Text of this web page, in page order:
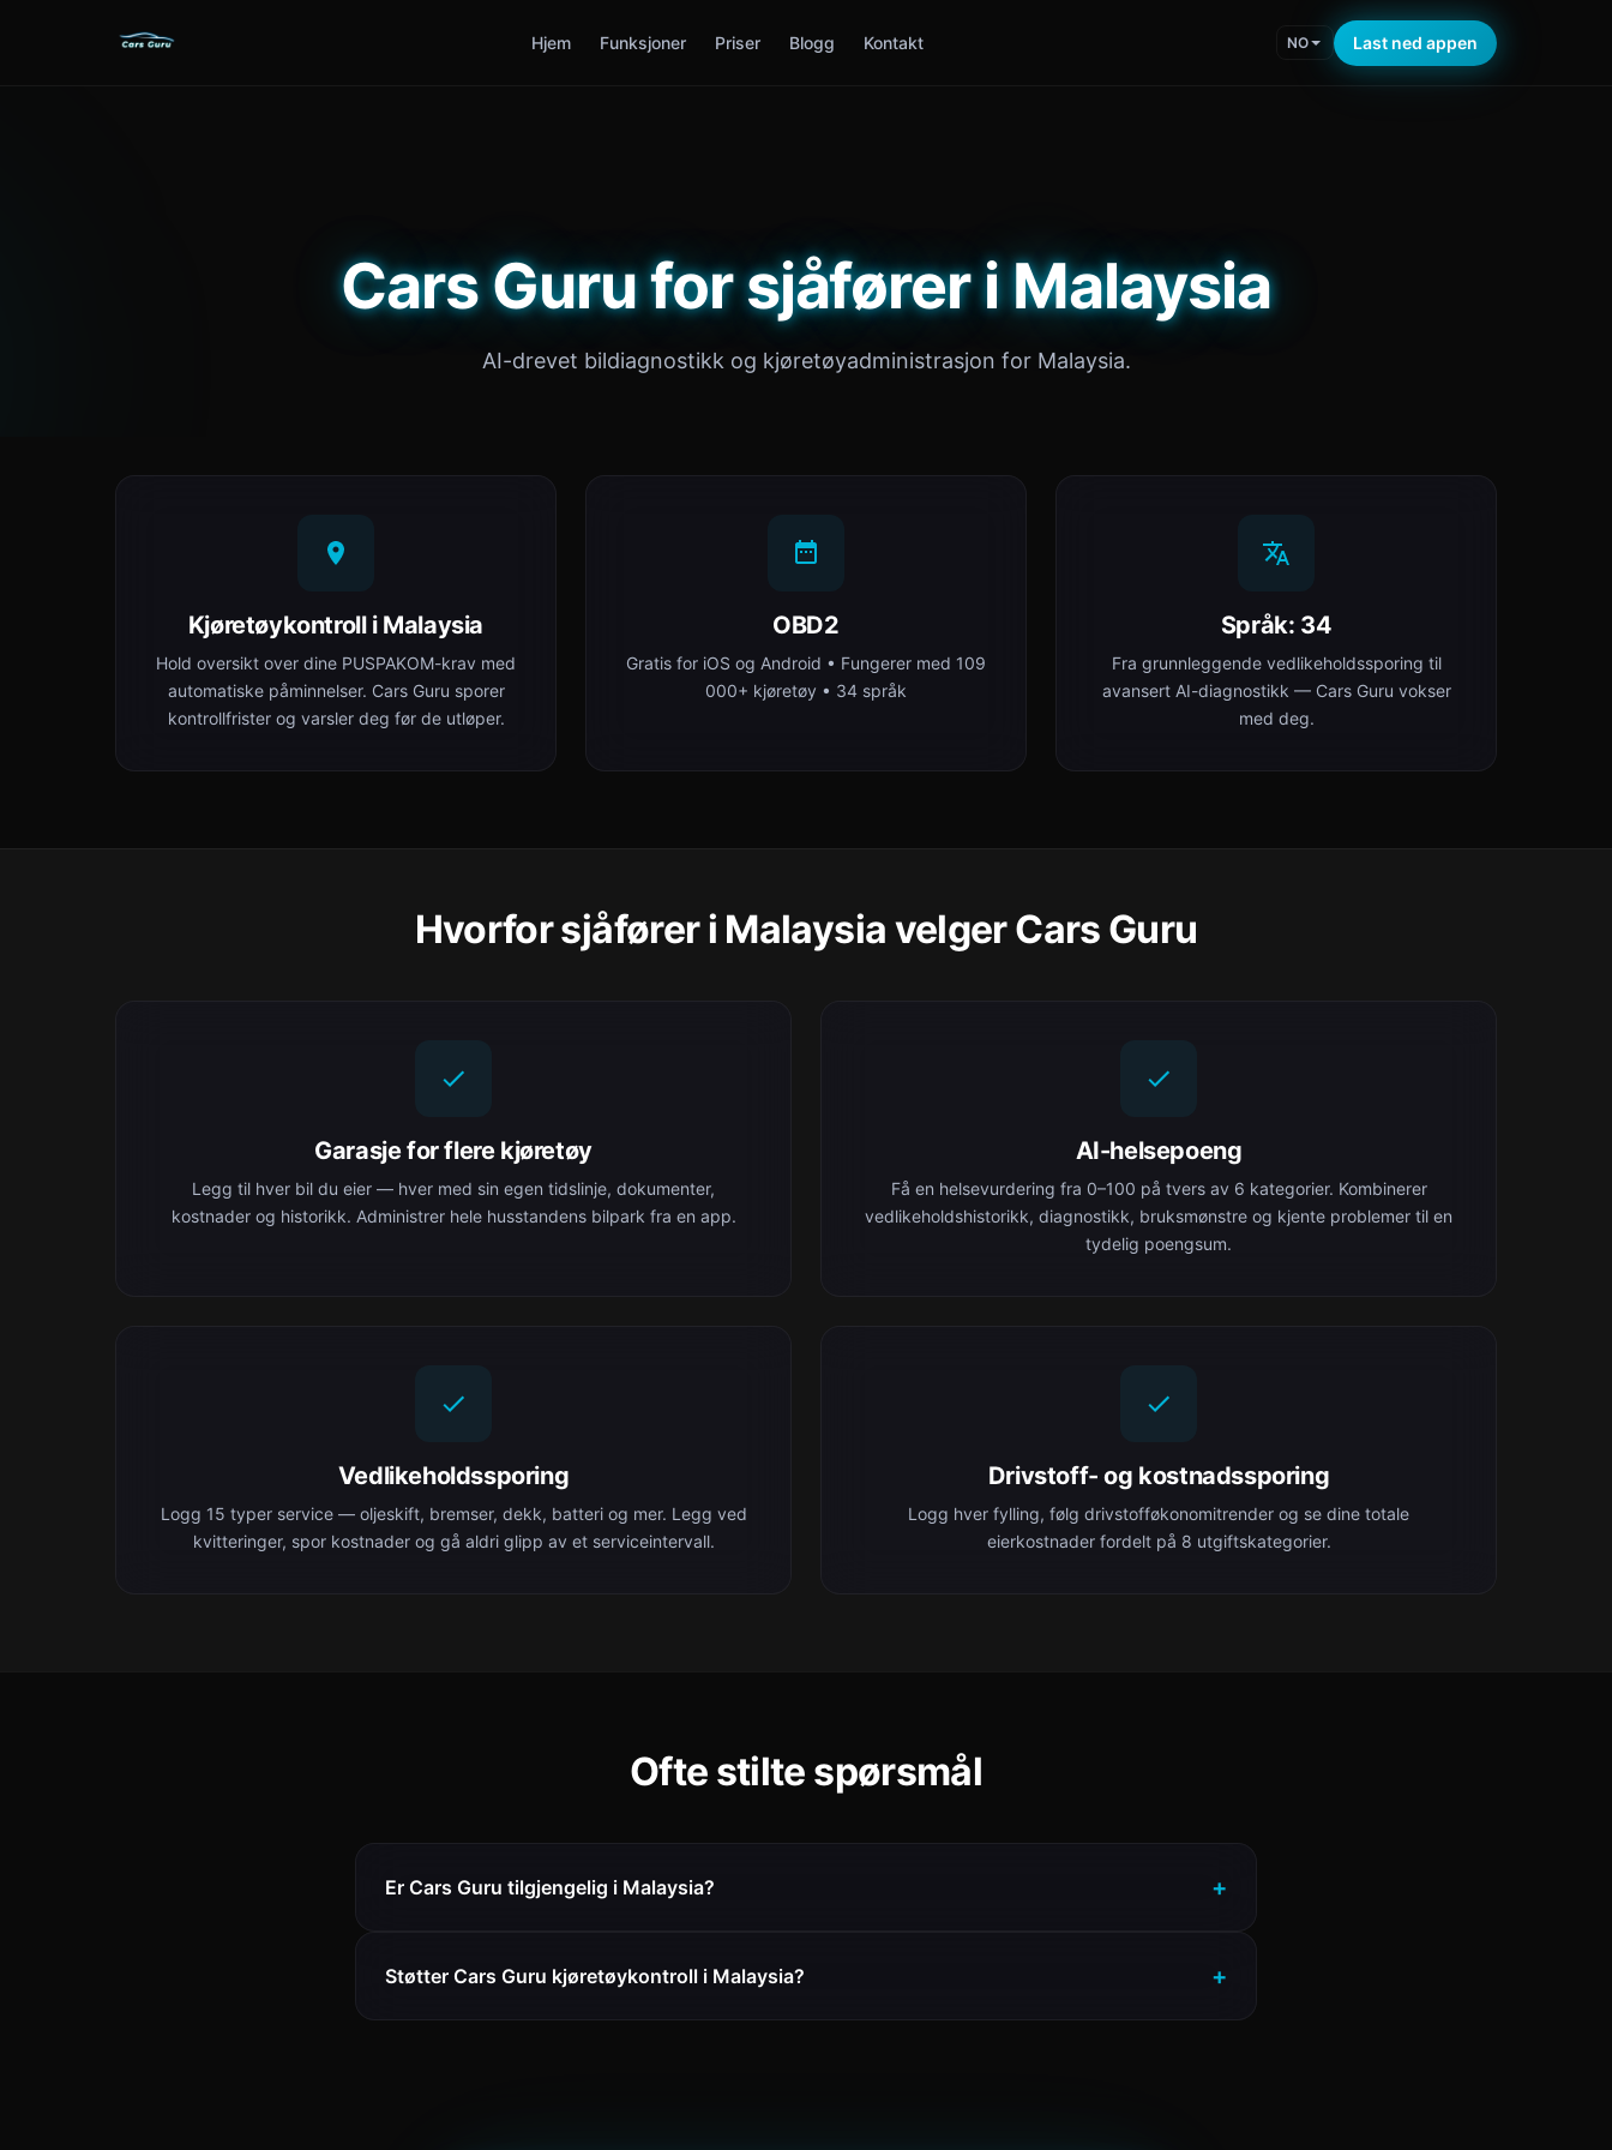
Hjem Funksjoner Priser Blogg Kontakt NO Last ned appen
Cars Guru for sjåfører i Malaysia
AI-drevet bildiagnostikk og kjøretøyadministrasjon for Malaysia.
Kjøretøykontroll i Malaysia
Hold oversikt over dine PUSPAKOM-krav med
automatiske påminnelser. Cars Guru sporer
kontrollfrister og varsler deg før de utløper.
OBD2
Gratis for iOS og Android • Fungerer med 109
000+ kjøretøy • 34 språk
Språk: 34
Fra grunnleggende vedlikeholdssporing til
avansert AI-diagnostikk — Cars Guru vokser
med deg.
Hvorfor sjåfører i Malaysia velger Cars Guru
Garasje for flere kjøretøy
Legg til hver bil du eier — hver med sin egen tidslinje, dokumenter,
kostnader og historikk. Administrer hele husstandens bilpark fra en app.
AI-helsepoeng
Få en helsevurdering fra 0–100 på tvers av 6 kategorier. Kombinerer
vedlikeholdshistorikk, diagnostikk, bruksmønstre og kjente problemer til en
tydelig poengsum.
Vedlikeholdssporing
Logg 15 typer service — oljeskift, bremser, dekk, batteri og mer. Legg ved
kvitteringer, spor kostnader og gå aldri glipp av et serviceintervall.
Drivstoff- og kostnadssporing
Logg hver fylling, følg drivstofføkonomitrender og se dine totale
eierkostnader fordelt på 8 utgiftskategorier.
Ofte stilte spørsmål
Er Cars Guru tilgjengelig i Malaysia?
Støtter Cars Guru kjøretøykontroll i Malaysia?